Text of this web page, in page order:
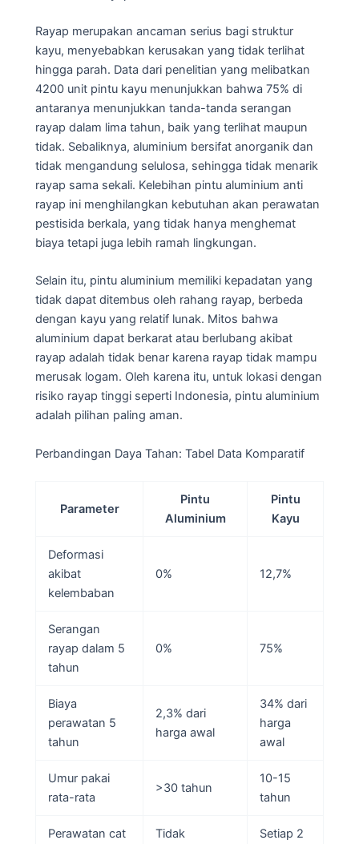
Rayap merupakan ancaman serius bagi struktur
kayu, menyebabkan kerusakan yang tidak terlihat
hingga parah. Data dari penelitian yang melibatkan
4200 unit pintu kayu menunjukkan bahwa 75% di
antaranya menunjukkan tanda-tanda serangan
rayap dalam lima tahun, baik yang terlihat maupun
tidak. Sebaliknya, aluminium bersifat anorganik dan
tidak mengandung selulosa, sehingga tidak menarik
rayap sama sekali. Kelebihan pintu aluminium anti
rayap ini menghilangkan kebutuhan akan perawatan
pestisida berkala, yang tidak hanya menghemat
biaya tetapi juga lebih ramah lingkungan.
Selain itu, pintu aluminium memiliki kepadatan yang
tidak dapat ditembus oleh rahang rayap, berbeda
dengan kayu yang relatif lunak. Mitos bahwa
aluminium dapat berkarat atau berlubang akibat
rayap adalah tidak benar karena rayap tidak mampu
merusak logam. Oleh karena itu, untuk lokasi dengan
risiko rayap tinggi seperti Indonesia, pintu aluminium
adalah pilihan paling aman.
Perbandingan Daya Tahan: Tabel Data Komparatif
Parameter
Pintu
Aluminium
Pintu
Kayu
Deformasi
akibat
kelembaban
0% 12,7%
Serangan
rayap dalam 5
tahun
0% 75%
Biaya
perawatan 5
tahun
2,3% dari
harga awal
34% dari
harga
awal
Umur pakai
rata-rata
>30 tahun
10-15
tahun
Perawatan cat
Tidak
Setiap 2